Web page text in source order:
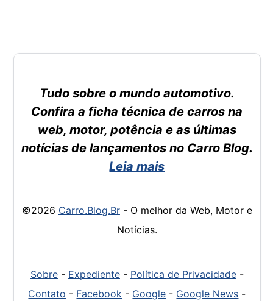
Tudo sobre o mundo automotivo.
Confira a ficha técnica de carros na
web, motor, potência e as últimas
notícias de lançamentos no Carro Blog.
Leia mais
©2026 Carro.Blog.Br- O melhor da Web, Motor e
Notícias.
Sobre- Expediente- Política de Privacidade-
Contato - Facebook - Google - Google News -